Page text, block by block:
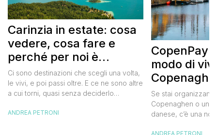
Carinzia in estate: cosa
vedere, cosa fare e
perché per noi è
diventata una
destinazione del cuore
Ci sono destinazioni che scegli una volta,
le vivi, e poi passi oltre. E ce ne sono altre
a cui torni, quasi senza deciderlo
richiamarti indietro più che il contrario. Per
ANDREA PETRONI
CopenPay:
modo di
meglio e
meno
Se stai
Copenaghen o un
danese, c’è una
ANDREA PETRONI